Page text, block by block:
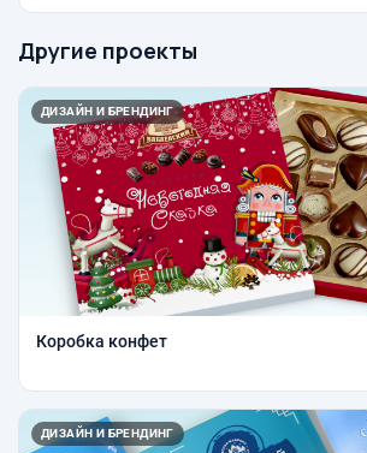
Другие проекты
ДИЗАЙН И БРЕНДИНГ
Коробка конфет
ДИЗАЙН И БРЕНДИНГ